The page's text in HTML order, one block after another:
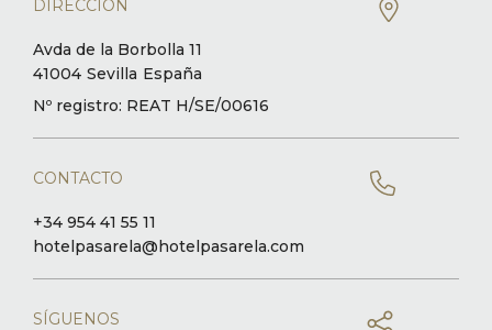
DIRECCIÓN
Avda de la Borbolla 11
41004 Sevilla España
Nº registro: REAT H/SE/00616
CONTACTO
+34 954 41 55 11
hotelpasarela@hotelpasarela.com
SÍGUENOS